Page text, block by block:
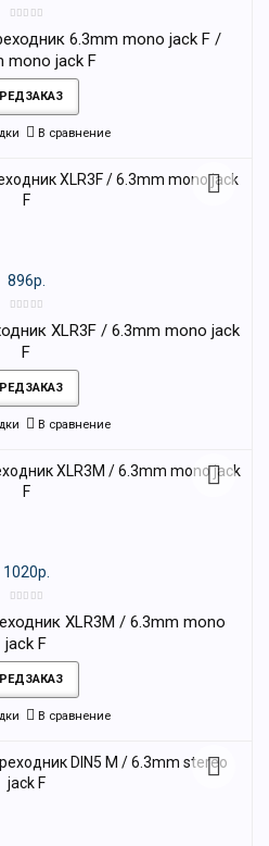
6.3mm mono jack F /
mono jack F
В сравнение
896р.
XLR3F / 6.3mm mono jack
F
В сравнение
1020р.
XLR3M / 6.3mm mono
jack F
В сравнение